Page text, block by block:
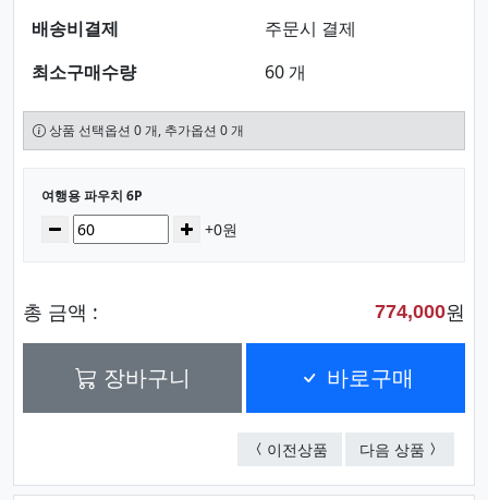
배송비결제
주문시 결제
최소구매수량
60 개
상품 선택옵션 0 개, 추가옵션 0 개
선택된 옵션
여행용 파우치 6P
수량감소 증가+0원
총 금액 : 774,000원
장바구니 바로구매
이전상품 회전식 원형 케이스 (대)
다음 상품 여행용